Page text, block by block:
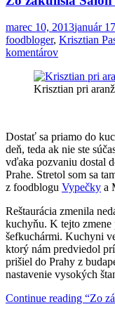
marec 10, 2013január
foodbloger, Krisztian
komentárov
Krisztian pri
Dostať sa priamo do
deň, teda ak nie ste
vďaka pozvaniu dostal
Prahe. Stretol som sa
z foodblogu Vypečky a
Reštaurácia zmenila
kuchyňu. K tejto
šefkuchármi. Kuchyni
ktorý nám predviedol
prišiel do Prahy z
nastavenie vysokých
Continue reading “Zo